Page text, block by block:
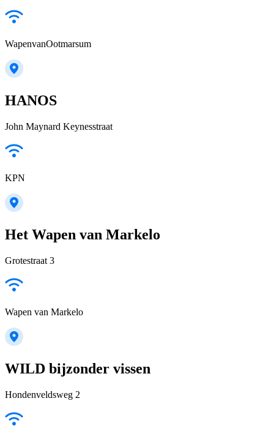
WapenvanOotmarsum
HANOS
John Maynard Keynesstraat
KPN
Het Wapen van Markelo
Grotestraat 3
Wapen van Markelo
WILD bijzonder vissen
Hondenveldsweg 2